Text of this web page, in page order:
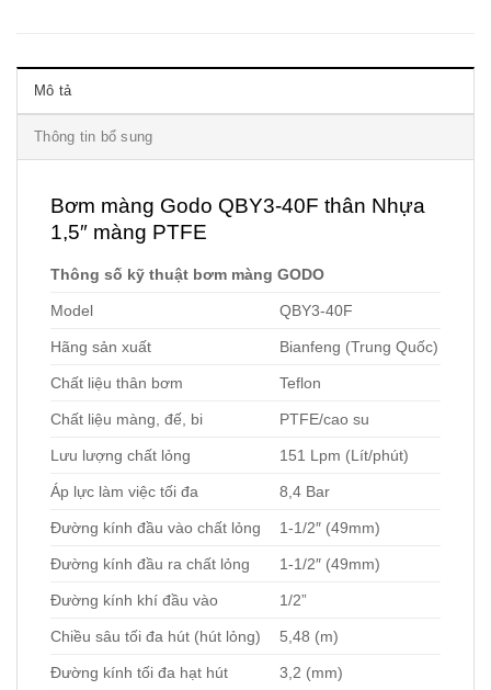
Mô tả
Thông tin bổ sung
Bơm màng Godo QBY3-40F thân Nhựa
1,5″ màng PTFE
Thông số kỹ thuật bơm màng GODO
Model QBY3-40F
Hãng sản xuất Bianfeng (Trung Quốc)
Chất liệu thân bơm Teflon
Chất liệu màng, đế, bi PTFE/cao su
Lưu lượng chất lỏng 151 Lpm (Lít/phút)
Áp lực làm việc tối đa 8,4 Bar
Đường kính đầu vào chất lỏng 1-1/2″ (49mm)
Đường kính đầu ra chất lỏng 1-1/2″ (49mm)
Đường kính khí đầu vào 1/2”
Chiều sâu tối đa hút (hút lỏng) 5,48 (m)
Đường kính tối đa hạt hút 3,2 (mm)